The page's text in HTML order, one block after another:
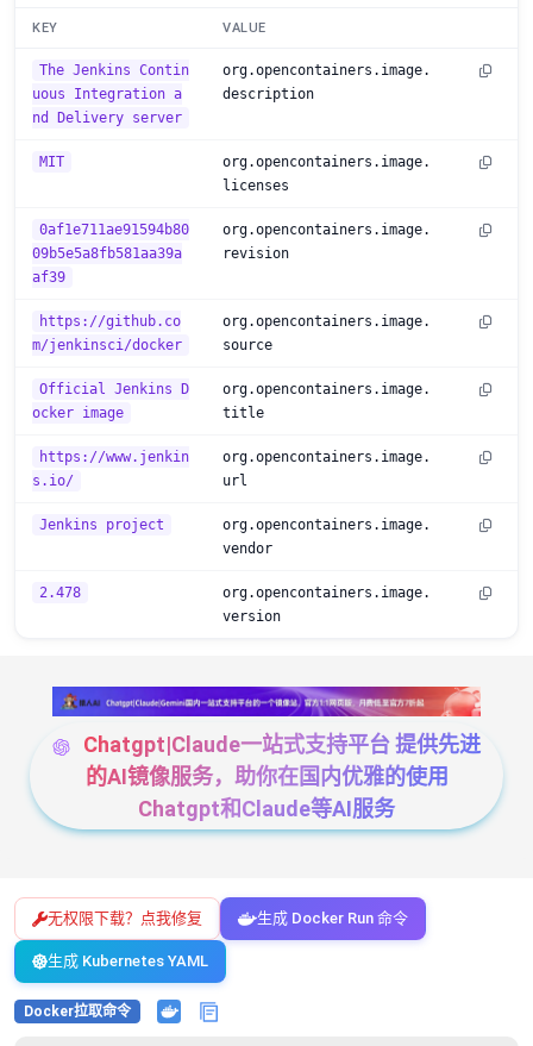
KEY VALUE
The Jenkins Contin
uous Integration a
nd Delivery server
org.opencontainers.image.
description
MIT
org.opencontainers.image.
licenses
0af1e711ae91594b80
09b5e5a8fb581aa39a
af39
org.opencontainers.image.
revision
https://github.co
m/jenkinsci/docker
org.opencontainers.image.
source
Official Jenkins D
ocker image
org.opencontainers.image.
title
https://www.jenkin
s.io/
org.opencontainers.image.
url
Jenkins project
org.opencontainers.image.
vendor
2.478
org.opencontainers.image.
version
Chatgpt|Claude一站式支持平台 提供先进
的AI镜像服务，助你在国内优雅的使用
Chatgpt和Claude等AI服务
无权限下载？点我修复 生成 Docker Run 命令
生成 Kubernetes YAML
Docker拉取命令